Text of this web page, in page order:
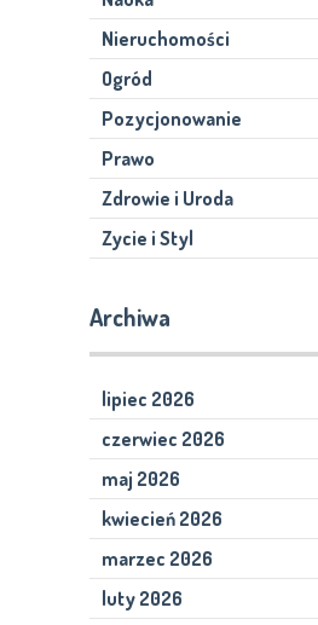
Nieruchomości
Ogród
Pozycjonowanie
Prawo
Zdrowie i Uroda
Zycie i Styl
Archiwa
lipiec 2026
czerwiec 2026
maj 2026
kwiecień 2026
marzec 2026
luty 2026